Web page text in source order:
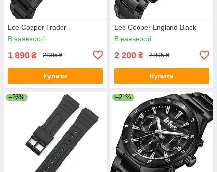
Lee Cooper Trader
В наявності
1 890 ₴ 2 995 ₴
Купити
Lee Cooper England Black
В наявності
2 200 ₴ 2 995 ₴
Купити
–26% –21%